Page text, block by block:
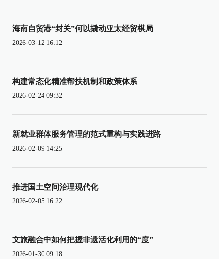
海南自贸港“封关”何以撬动亚太经贸棋局
2026-03-12 16:12
构建常态化精准帮扶机制和政策体系
2026-02-24 09:32
新就业群体服务管理的范式重构与实践进路
2026-02-09 14:25
推进国土空间治理现代化
2026-02-05 16:22
文旅融合中如何把握非遗活化利用的“度”
2026-01-30 09:18